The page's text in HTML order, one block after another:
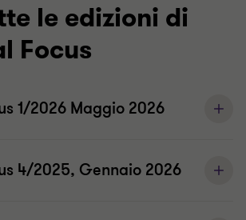
le edizioni di
Focus
1/2026 Maggio 2026
4/2025, Gennaio 2026